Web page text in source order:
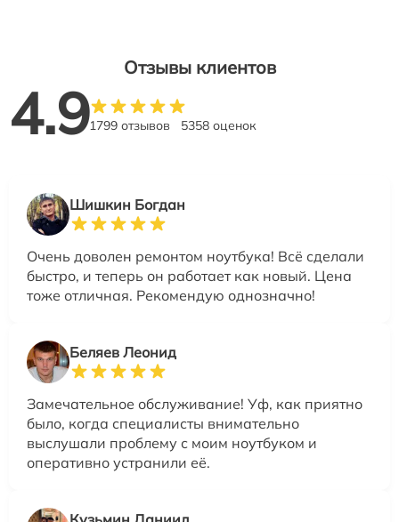
Отзывы клиентов
4.91799 отзывов 5358 оценок
Шишкин Богдан
Очень доволен ремонтом ноутбука! Всё сделали
быстро, и теперь он работает как новый. Цена
тоже отличная. Рекомендую однозначно!
Беляев Леонид
Замечательное обслуживание! Уф, как приятно
было, когда специалисты внимательно
выслушали проблему с моим ноутбуком и
оперативно устранили её.